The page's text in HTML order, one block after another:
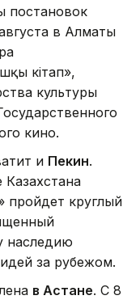
постановок
в Алматы
кітап»,
культуры
кино.
и Пекин.
Казахстана
пройдет круглый
наследию
за рубежом.
в Астане. С 8